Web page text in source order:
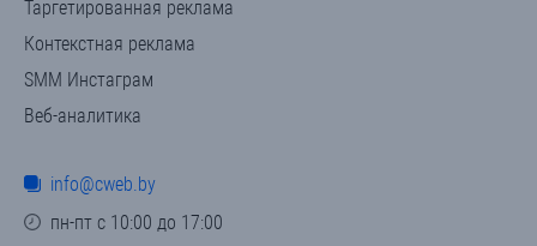
Таргетированная реклама
Контекстная реклама
SMM Инстаграм
Веб-аналитика
info@cweb.by
пн-пт с 10:00 до 17:00